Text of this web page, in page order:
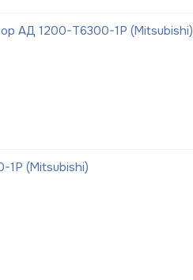
АД 1200-Т6300-1Р (Mitsubishi)
1Р (Mitsubishi)